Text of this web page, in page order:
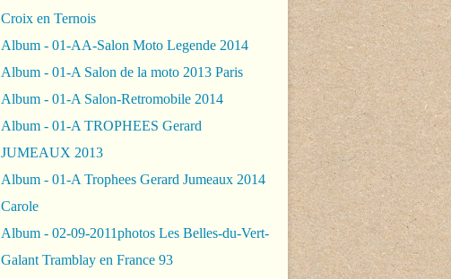
Croix en Ternois
Album - 01-AA-Salon Moto Legende 2014
Album - 01-A Salon de la moto 2013 Paris
Album - 01-A Salon-Retromobile 2014
Album - 01-A TROPHEES Gerard
JUMEAUX 2013
Album - 01-A Trophees Gerard Jumeaux 2014
Carole
Album - 02-09-2011photos Les Belles-du-Vert-
Galant Tramblay en France 93